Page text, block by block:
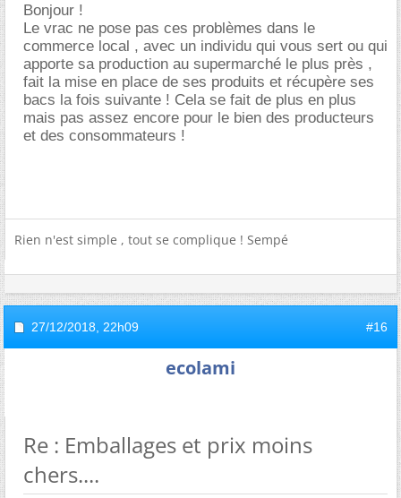
Bonjour !
Le vrac ne pose pas ces problèmes dans le
commerce local , avec un individu qui vous sert ou qui
apporte sa production au supermarché le plus près ,
fait la mise en place de ses produits et récupère ses
bacs la fois suivante ! Cela se fait de plus en plus
mais pas assez encore pour le bien des producteurs
et des consommateurs !
Rien n'est simple , tout se complique ! Sempé
27/12/2018, 22h09 #16
ecolami
Re : Emballages et prix moins
chers....